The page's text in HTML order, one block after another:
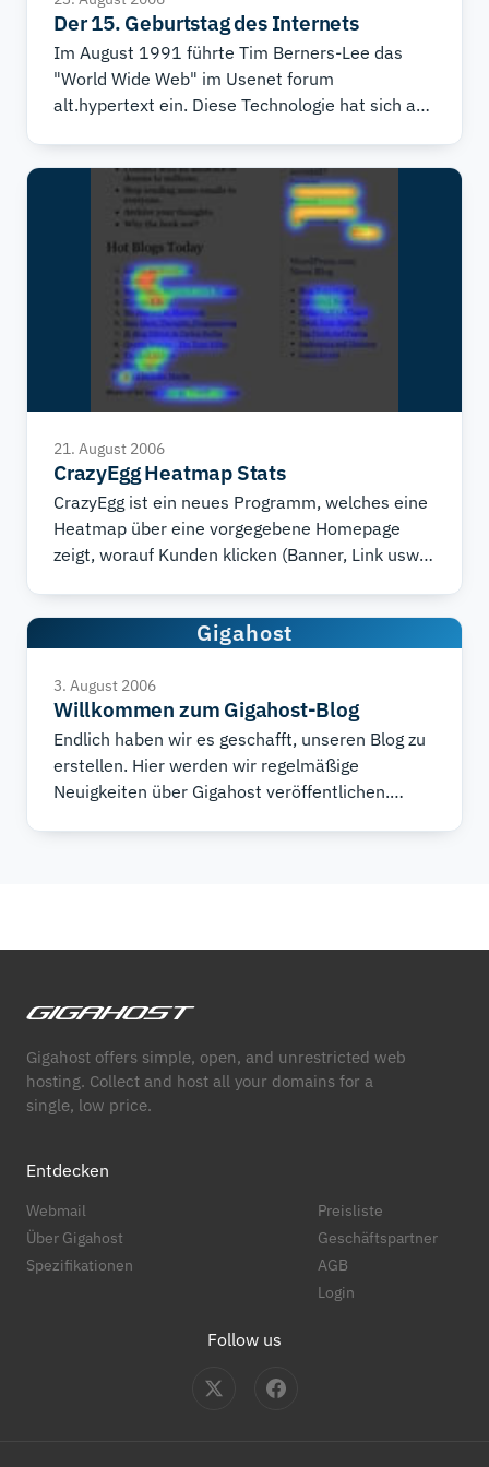
aktuelle Version wird Anfang 2007 erwartet.
Der 15. Geburtstag des Internets
Im August 1991 führte Tim Berners-Lee das
"World Wide Web" im Usenet forum
alt.hypertext ein. Diese Technologie hat sich auf
21. August 2006
CrazyEgg Heatmap Stats
CrazyEgg ist ein neues Programm, welches eine
Heatmap über eine vorgegebene Homepage
zeigt, worauf Kunden klicken (Banner, Link usw.)
Informationen an ein CrayzEgg-Konto sendet.
Homepage eine Tag, eine Woche oder einen
ganzen Monat getestet werden soll. Danach
wird ein Bericht über das Resultat erstellt. Die
Kosten laufen sich auf monatlich $19 (bis zu
$99), aber es gibt eine Gratisversion, bei der die
Gigahost
3. August 2006
Willkommen zum Gigahost-Blog
Endlich haben wir es geschafft, unseren Blog zu
erstellen. Hier werden wir regelmäßige
Neuigkeiten über Gigahost veröffentlichen.
Gigahost offers simple, open, and unrestricted web
hosting. Collect and host all your domains for a
single, low price.
Entdecken
Webmail
Über Gigahost
Spezifikationen
Preisliste
Geschäftspartner
AGB
Login
Follow us